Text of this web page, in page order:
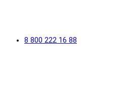
8 800 222 16 88